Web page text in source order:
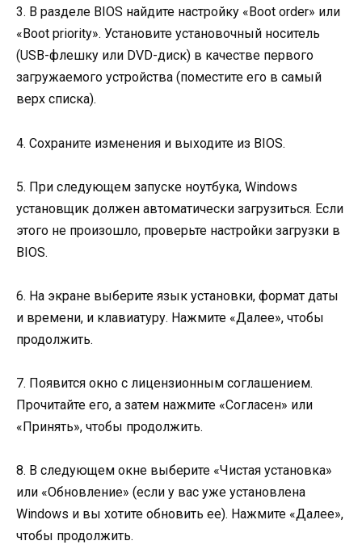
3. В разделе BIOS найдите настройку «Boot order» или
«Boot priority». Установите установочный носитель
(USB-флешку или DVD-диск) в качестве первого
загружаемого устройства (поместите его в самый
верх списка).
4. Сохраните изменения и выходите из BIOS.
5. При следующем запуске ноутбука, Windows
установщик должен автоматически загрузиться. Если
этого не произошло, проверьте настройки загрузки в
BIOS.
6. На экране выберите язык установки, формат даты
и времени, и клавиатуру. Нажмите «Далее», чтобы
продолжить.
7. Появится окно с лицензионным соглашением.
Прочитайте его, а затем нажмите «Согласен» или
«Принять», чтобы продолжить.
8. В следующем окне выберите «Чистая установка»
или «Обновление» (если у вас уже установлена
Windows и вы хотите обновить ее). Нажмите «Далее»,
чтобы продолжить.